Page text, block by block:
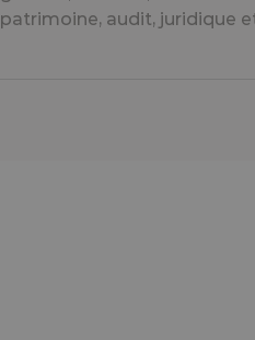
patrimoine, audit, juridique